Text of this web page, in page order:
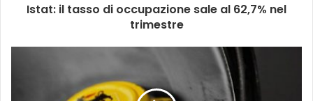
Istat: il tasso di occupazione sale al 62,7% nel
trimestre